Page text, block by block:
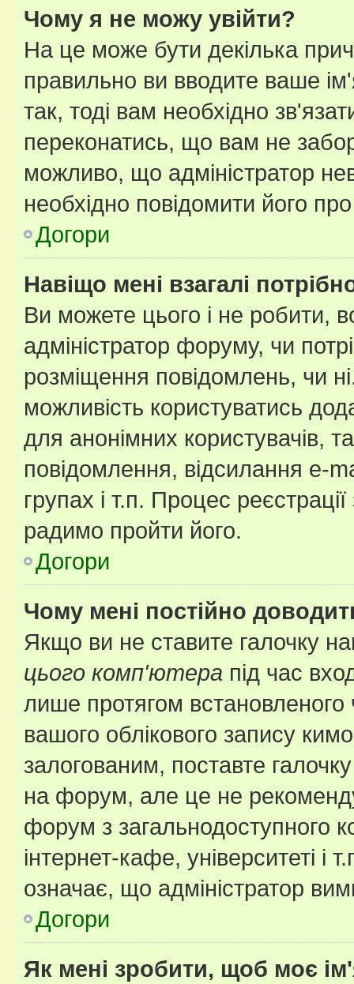
Чому я не можу увійти?
На це може бути декілька
правильно ви вводите ваше
так, тоді вам необхідно
переконатись, що вам не
можливо, що адміністратор
необхідно повідомити його
Догори
Навіщо мені взагалі
Ви можете цього і не робити,
адміністратор форуму, чи
розміщення повідомлень, чи
можливість користуватись
для анонімних користувачів,
повідомлення, відсилання e-
групах і т.п. Процес
радимо пройти його.
Догори
Чому мені постійно
Якщо ви не ставите галочку
цього комп'ютера під час
лише протягом встановленого
вашого облікового запису
залогованим, поставте
на форум, але це не
форум з загальнодоступного
інтернет-кафе, університеті і
означає, що адміністратор
Догори
Як мені зробити, щоб моє